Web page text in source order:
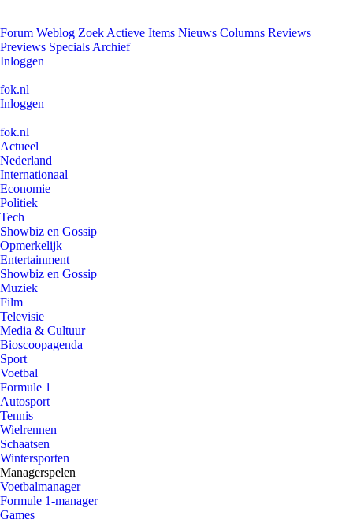
Forum Weblog Zoek Actieve Items Nieuws Columns Reviews
Previews Specials Archief
Inloggen
fok.nl
Inloggen
fok.nl
Actueel
Nederland
Internationaal
Economie
Politiek
Tech
Showbiz en Gossip
Opmerkelijk
Entertainment
Showbiz en Gossip
Muziek
Film
Televisie
Media & Cultuur
Bioscoopagenda
Sport
Voetbal
Formule 1
Autosport
Tennis
Wielrennen
Schaatsen
Wintersporten
Managerspelen
Voetbalmanager
Formule 1-manager
Games